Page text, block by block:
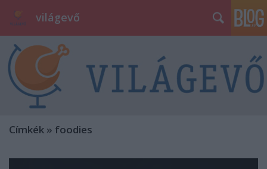
világevő
Címkék » foodies